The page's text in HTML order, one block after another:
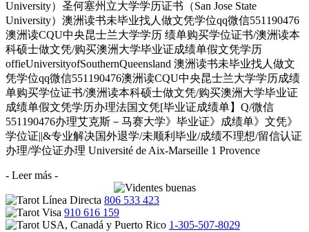
University）圣何塞州立大学学历证书（San Jose State
University）澳洲读书未毕业找人做文凭学位qq微信551190476
澳洲读CQU中央昆士兰大学学历 绩单购买学位证书/澳洲读本
科硕士做文凭/购买澳洲大学毕业证成绩单假文凭学历
offieUniversityofSouthernQueensland 澳洲读书未毕业找人做文
凭学位qq微信551190476澳洲读CQU中央昆士兰大学学历成绩
单购买学位证书/澳洲读本科硕士做文凭/购买澳洲大学毕业证
成绩单假文凭学历办理法国文凭[毕业证成绩单】Q/微信
551190476办理艾克斯－马赛大学》毕业证》成绩单》文凭》
学位证||&专业解决国外退学/未顺利毕业/成绩不理想/留信认证
办理/学位证办理 Université de Aix-Marseille 1 Provence
- Leer más -
806 533 423
910 616 159
1-305-507-8029